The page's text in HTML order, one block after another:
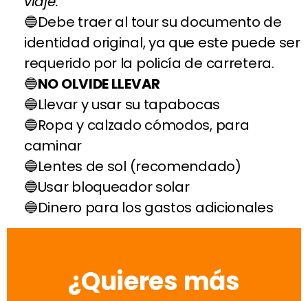
Debe traer al tour su documento de
identidad original, ya que este puede ser
requerido por la policía de carretera.
NO OLVIDE LLEVAR
Llevar y usar su tapabocas
Ropa y calzado cómodos, para
caminar
Lentes de sol (recomendado)
Usar bloqueador solar
Dinero para los gastos adicionales
¿Quieres más